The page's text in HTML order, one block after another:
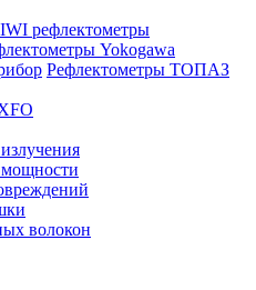
рефлектометры
Yokogawa
Рефлектометры ТОПАЗ
мощности
волокон